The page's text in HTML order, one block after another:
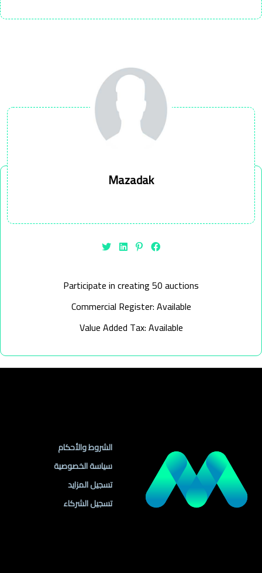
Mazadak
Participate in creating 50 auctions
Commercial Register: Available
Value Added Tax: Available
الشروط والأحكام
سياسة الخصوصية
تسجيل المزايد
تسجيل الشركاء